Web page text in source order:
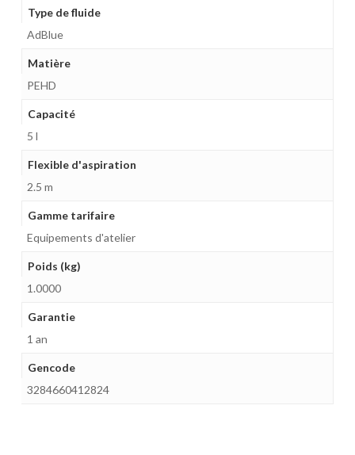
Type de fluide
AdBlue
Matière
PEHD
Capacité
5 l
Flexible d'aspiration
2.5 m
Gamme tarifaire
Equipements d'atelier
Poids (kg)
1.0000
Garantie
1 an
Gencode
3284660412824